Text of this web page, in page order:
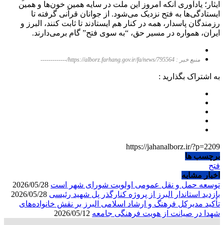
ایثار؛ یادآوری آنکه امروز این ملت در سایه همین خون‌ها و همین
ایستادگی‌ها به فتح نزدیک می‌شود. از جوانان قرآنی گرفته تا
رزمندگان پاسدار، همه در کنار هم ایستادند تا ثابت کنند، البرز و
ایران، همواره در مسیر حق، “به سوی فتح” گام برمی‌دارند.
منبع خبر : https://alborz.farhang.gov.ir/fa/news/795564/-------------
به اشتراک بگذارید :
https://jahanalborz.ir/?p=2209
برچسب ها
فتح
اخبار مشابه
توسعه حمل و نقل عمومی اولویت شورای شهر است
بازدید استاندار البرز از پروژه کنارگذر پل شهید رئیسی
تأکید مدیرکل فرهنگ و ارشاد اسلامی البرز بر نقش خانواده‌های
شهدا در صیانت از هویت فرهنگی جامعه